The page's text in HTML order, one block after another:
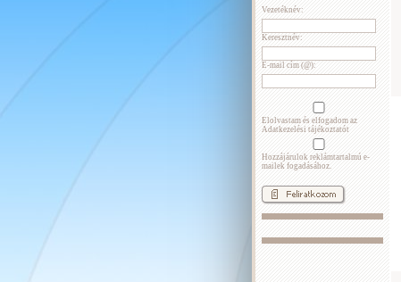
Vezetéknév:
Keresztnév:
E-mail cím (@):
Elolvastam és elfogadom az
Adatkezelési tájékoztatót
Hozzájárulok reklámtartalmú e-
mailek fogadásához.